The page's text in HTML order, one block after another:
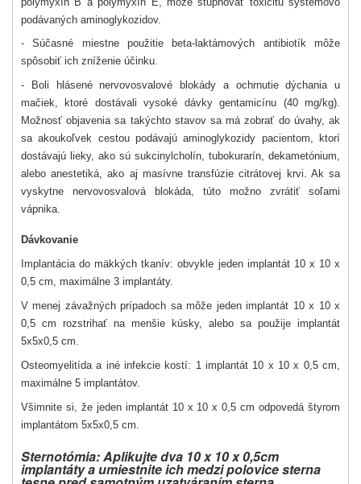
podávaných aminoglykozidov.
- Súčasné miestne použitie beta-laktámových antibiotík môže
spôsobiť ich zníženie účinku.
- Boli hlásené nervovosvalové blokády a ochrnutie dýchania u
mačiek, ktoré dostávali vysoké dávky gentamicínu (40 mg/kg).
Možnosť objavenia sa takýchto stavov sa má zobrať do úvahy, ak
sa akoukoľvek cestou podávajú aminoglykozidy pacientom, ktorí
dostávajú lieky, ako sú sukcinylcholín, tubokurarín, dekametónium,
alebo anestetiká, ako aj masívne transfúzie citrátovej krvi. Ak sa
vyskytne nervovosvalová blokáda, túto možno zvrátiť soľami
vápnika.
Dávkovanie
Implantácia do mäkkých tkanív: obvykle jeden implantát 10 x 10 x
0,5 cm, maximálne 3 implantáty.
V menej závažných prípadoch sa môže jeden implantát 10 x 10 x
0,5 cm rozstrihať na menšie kúsky, alebo sa použije implantát
5x5x0,5 cm.
Osteomyelitída a iné infekcie kostí: 1 implantát 10 x 10 x 0,5 cm,
maximálne 5 implantátov.
Všimnite si, že jeden implantát 10 x 10 x 0,5 cm odpovedá štyrom
implantátom 5x5x0,5 cm.
Sternotómia:Aplikujte dva 10 x 10 x 0,5cm
implantáty a umiestnite ich medzi polovice sterna